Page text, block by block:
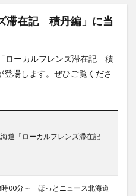
滞在記 積丹編」に当
ローカルフレンズ滞在記 積
場します。ぜひご覧くださ
道「ローカルフレンズ滞在記
00分～ ほっとニュース北海道